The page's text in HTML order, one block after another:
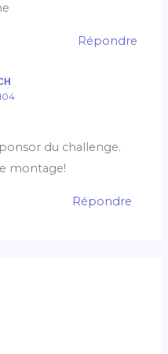
Répondre
du challenge.
montage!
Répondre